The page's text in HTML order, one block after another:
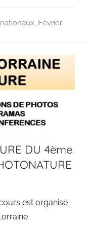
, Février
DU 4ème
est organisé